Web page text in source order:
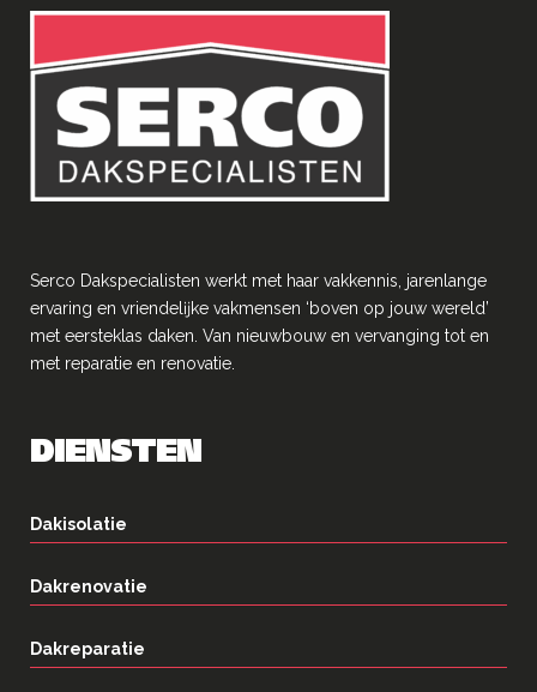
Serco Dakspecialisten werkt met haar vakkennis, jarenlange
ervaring en vriendelĳke vakmensen ‘boven op jouw wereld’
met eersteklas daken. Van nieuwbouw en vervanging tot en
met reparatie en renovatie.
DIENSTEN
Dakisolatie
Dakrenovatie
Dakreparatie